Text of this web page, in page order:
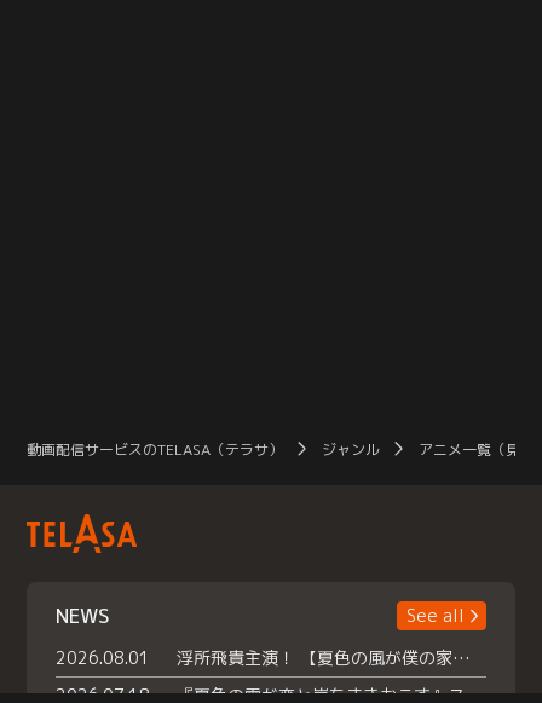
動画配信サービスのTELASA（テラサ） ジャンル アニメ一覧（見放
NEWS
See all
2026.08.01
浮所飛貴主演！ 【夏色の風が僕の家にやってきた】 本日よりテラサで独占配信スタート！
2026.07.18
『夏色の雲が恋と嵐をまきおこす』スペシャルメイキング 【Part1】2026年７月18日（土）23時30分～配信スタート！話題のシーンの裏側を大公開！豪華キャスト大集合！ 『武宮家 真夏の家族会議』開催！